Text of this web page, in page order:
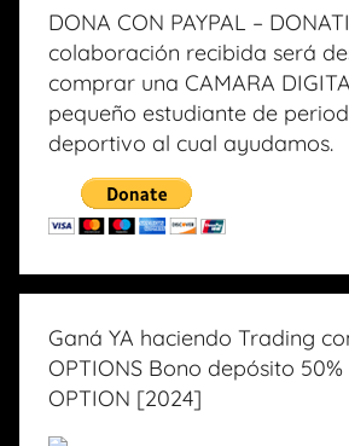
DONA CON PAYPAL –
colaboración recibida será
comprar una CAMARA
pequeño estudiante de
deportivo al cual ayudamos.
Ganá YA haciendo Trading
OPTIONS Bono depósito
OPTION [2024]